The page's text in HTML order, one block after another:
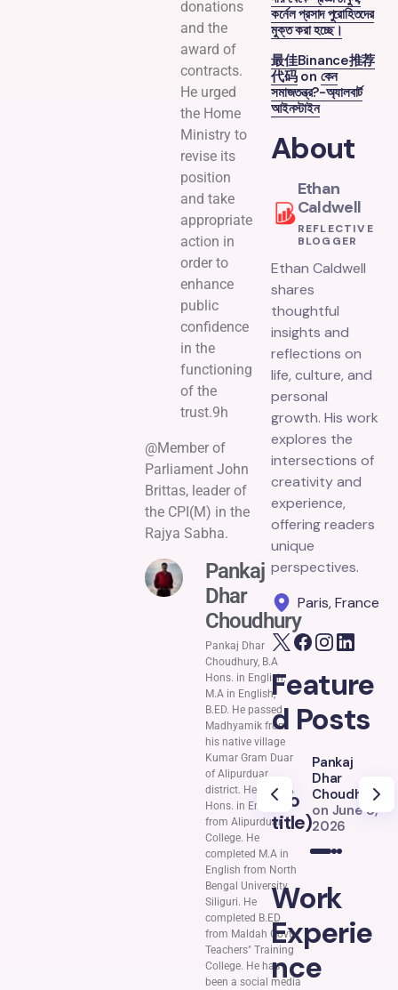
donations
and the
award of
contracts.
He urged
the Home
Ministry to
revise its
position
and take
appropriate
action in
order to
enhance
public
confidence
in the
functioning
of the
trust.9h
@Member of
Parliament John
Brittas, leader of
the CPI(M) in the
Rajya Sabha.
Pankaj
Dhar
Choudhury
Pankaj Dhar
Choudhury, B.A
Hons. in English,
M.A in English,
B.ED. He passed
Madhyamik from
his native village
Kumar Gram Duar
of Alipurduar
district. He got B.A
Hons. in English
from Alipurduar
College. He
completed M.A in
English from North
Bengal University,
Siliguri. He
completed B.ED
from Maldah Govt.
Teachers" Training
College. He has
been a social media
কর্নেল প্রসাদ পুরোহিতদের
মুক্ত করা হচ্ছে।
最佳Binance推荐
代码on কেন
সমাজতন্ত্র?-অ্যালবার্ট
আইনস্টাইন
About
Ethan
Caldwell
REFLECTIVE
BLOGGER
Ethan Caldwell
shares
thoughtful
insights and
reflections on
life, culture, and
personal
growth. His work
explores the
intersections of
creativity and
experience,
offering readers
unique
perspectives.
Paris, France
Feature
d Posts
(no
title)
Pankaj
Dhar
Choudhury
on June 8,
2026
Work
Experie
nce